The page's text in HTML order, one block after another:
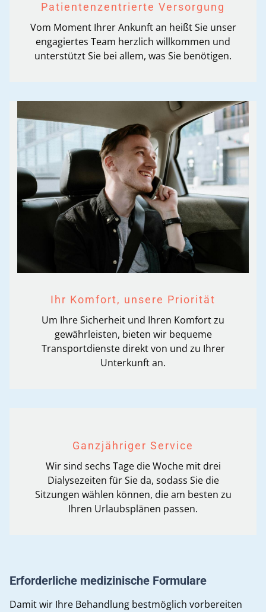
Patientenzentrierte Versorgung
Vom Moment Ihrer Ankunft an heißt Sie unser
engagiertes Team herzlich willkommen und
unterstützt Sie bei allem, was Sie benötigen.
Ihr Komfort, unsere Priorität
Um Ihre Sicherheit und Ihren Komfort zu
gewährleisten, bieten wir bequeme
Transportdienste direkt von und zu Ihrer
Unterkunft an.
Ganzjähriger Service
Wir sind sechs Tage die Woche mit drei
Dialysezeiten für Sie da, sodass Sie die
Sitzungen wählen können, die am besten zu
Ihren Urlaubsplänen passen.
Erforderliche medizinische Formulare
Damit wir Ihre Behandlung bestmöglich vorbereiten